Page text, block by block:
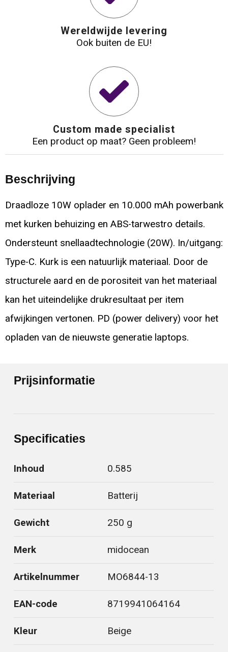
Wereldwijde levering
Ook buiten de EU!
Custom made specialist
Een product op maat? Geen probleem!
Beschrijving
Draadloze 10W oplader en 10.000 mAh powerbank
met kurken behuizing en ABS-tarwestro details.
Ondersteunt snellaadtechnologie (20W). In/uitgang:
Type-C. Kurk is een natuurlijk materiaal. Door de
structurele aard en de porositeit van het materiaal
kan het uiteindelijke drukresultaat per item
afwijkingen vertonen. PD (power delivery) voor het
opladen van de nieuwste generatie laptops.
Prijsinformatie
Specificaties
Inhoud 0.585
Materiaal Batterij
Gewicht 250 g
Merk midocean
Artikelnummer MO6844-13
EAN-code 8719941064164
Kleur Beige